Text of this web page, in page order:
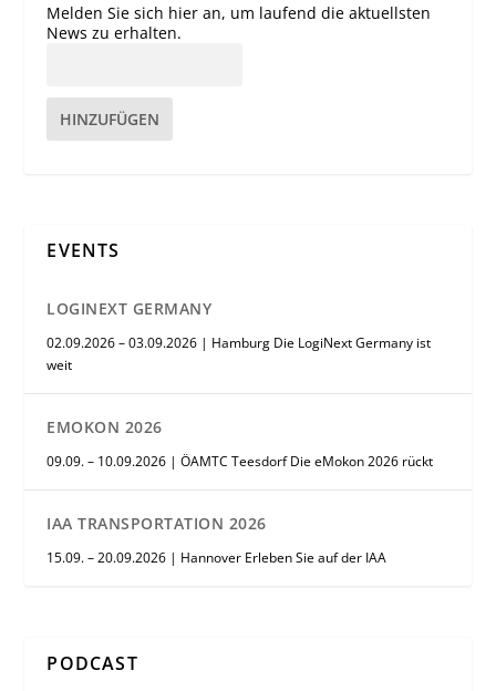
Melden Sie sich hier an, um laufend die aktuellsten
News zu erhalten.
HINZUFÜGEN
EVENTS
LOGINEXT GERMANY
02.09.2026 – 03.09.2026 | Hamburg Die LogiNext Germany ist
weit
EMOKON 2026
09.09. – 10.09.2026 | ÖAMTC Teesdorf Die eMokon 2026 rückt
IAA TRANSPORTATION 2026
15.09. – 20.09.2026 | Hannover Erleben Sie auf der IAA
PODCAST